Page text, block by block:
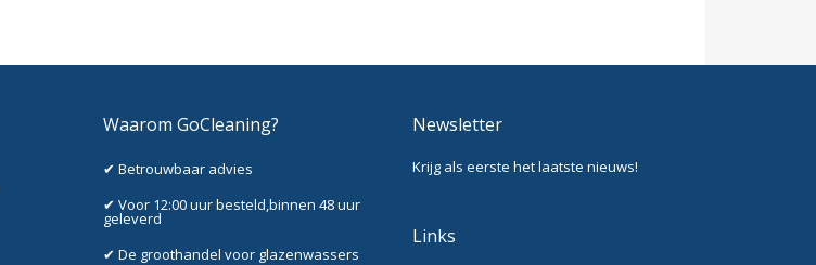
Waarom GoCleaning?
✔ Betrouwbaar advies
✔ Voor 12:00 uur besteld,binnen 48 uur
geleverd
✔ De groothandel voor glazenwassers
Newsletter
Krijg als eerste het laatste nieuws!
Links